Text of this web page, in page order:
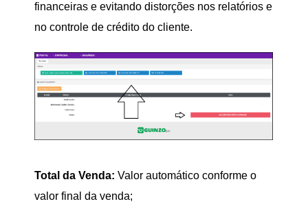
financeiras e evitando distorções nos relatórios e
no controle de crédito do cliente.
Total da Venda: Valor automático conforme o
valor final da venda;